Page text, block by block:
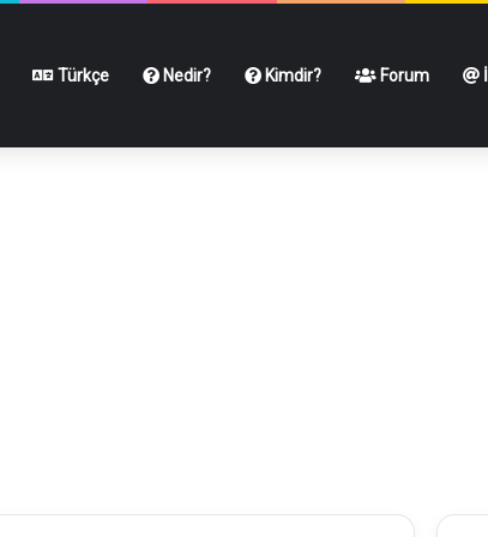
Türkçe Nedir? Kimdir? Forum